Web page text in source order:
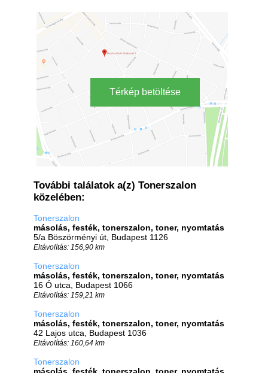
Térkép betöltése
További találatok a(z) Tonerszalon
közelében:
Tonerszalon
másolás, festék, tonerszalon, toner, nyomtatás
5/a Böszörményi út, Budapest 1126
Eltávolítás: 156,90 km
Tonerszalon
másolás, festék, tonerszalon, toner, nyomtatás
16 Ó utca, Budapest 1066
Eltávolítás: 159,21 km
Tonerszalon
másolás, festék, tonerszalon, toner, nyomtatás
42 Lajos utca, Budapest 1036
Eltávolítás: 160,64 km
Tonerszalon